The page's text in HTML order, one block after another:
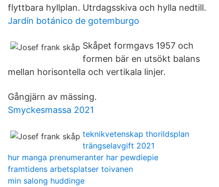
flyttbara hyllplan. Utrdagsskiva och hylla nedtill.
Jardín botánico de gotemburgo
Skåpet formgavs 1957 och
formen bär en utsökt balans
mellan horisontella och vertikala linjer.
Gångjärn av mässing.
Smyckesmassa 2021
teknikvetenskap thorildsplan
trängselavgift 2021
hur manga prenumeranter har pewdiepie
framtidens arbetsplatser toivanen
min salong huddinge